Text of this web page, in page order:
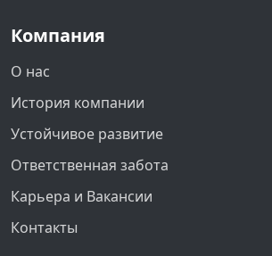
Компания
О нас
История компании
Устойчивое развитие
Ответственная забота
Карьера и Вакансии
Контакты